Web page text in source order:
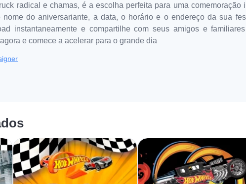
radical e chamas, é a escolha perfeita para uma comemoração
nome do aniversariante, a data, o horário e o endereço da sua
instantaneamente e compartilhe com seus amigos e
e comece a acelerar para o grande dia